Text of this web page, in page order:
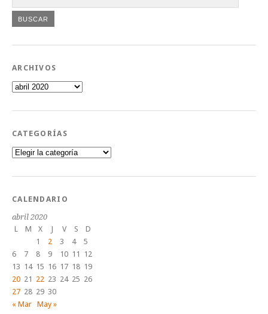
ARCHIVOS
Archivos
CATEGORÍAS
Categorías
CALENDARIO
abril 2020
L
M X J V S
D
1
2 3 4
5
6
7 8 9 10 11
12
13 14 15 16 17 18 19
20 21 22 23 24 25 26
27 28 29 30
« Mar May »